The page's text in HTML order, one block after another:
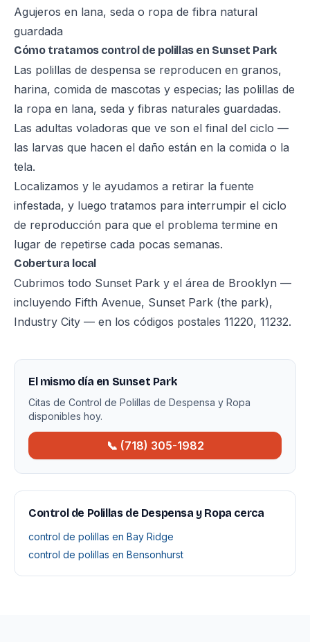
Agujeros en lana, seda o ropa de fibra natural
guardada
Cómo tratamos control de polillas en Sunset Park
Las polillas de despensa se reproducen en granos,
harina, comida de mascotas y especias; las polillas de
la ropa en lana, seda y fibras naturales guardadas.
Las adultas voladoras que ve son el final del ciclo —
las larvas que hacen el daño están en la comida o la
tela.
Localizamos y le ayudamos a retirar la fuente
infestada, y luego tratamos para interrumpir el ciclo
de reproducción para que el problema termine en
lugar de repetirse cada pocas semanas.
Cobertura local
Cubrimos todo Sunset Park y el área de Brooklyn —
incluyendo Fifth Avenue, Sunset Park (the park),
Industry City — en los códigos postales 11220, 11232.
El mismo día en Sunset Park
Citas de Control de Polillas de Despensa y Ropa
disponibles hoy.
📞 (718) 305-1982
Control de Polillas de Despensa y Ropa cerca
control de polillas en Bay Ridge
control de polillas en Bensonhurst